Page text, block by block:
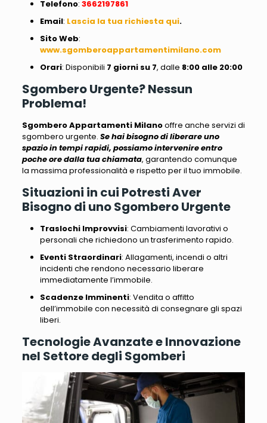
Telefono: 3662197861
Email: Lascia la tua richiesta qui.
SitoWeb:
www.sgomberoappartamentimilano.com
Orari: Disponibili 7 giorni su 7, dalle 8:00 alle 20:00
Sgombero Urgente? Nessun
Problema!
Sgombero Appartamenti Milanooffre anche servizi di
sgombero urgente. Se hai bisogno di liberare uno
spazio in tempi rapidi, possiamo intervenire entro
poche ore dalla tua chiamata, garantendo comunque
la massima professionalità e rispetto per il tuo immobile.
Situazioni in cui Potresti Aver
Bisogno di uno Sgombero Urgente
Traslochi Improvvisi: Cambiamenti lavorativi o
personali che richiedono un trasferimento rapido.
Eventi Straordinari: Allagamenti, incendi o altri
incidenti che rendono necessario liberare
immediatamente l’immobile.
Scadenze Imminenti: Vendita o affitto
dell’immobile con necessità di consegnare gli spazi
liberi.
Tecnologie Avanzate e Innovazione
nel Settore degli Sgomberi